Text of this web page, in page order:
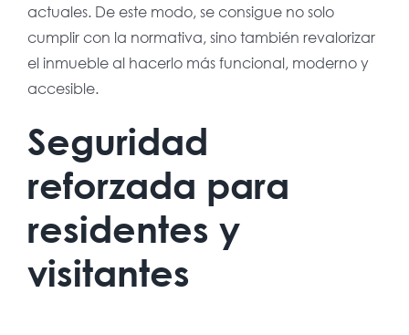
actuales. De este modo, se consigue no solo
cumplir con la normativa, sino también revalorizar
el inmueble al hacerlo más funcional, moderno y
accesible.
Seguridad
reforzada para
residentes y
visitantes